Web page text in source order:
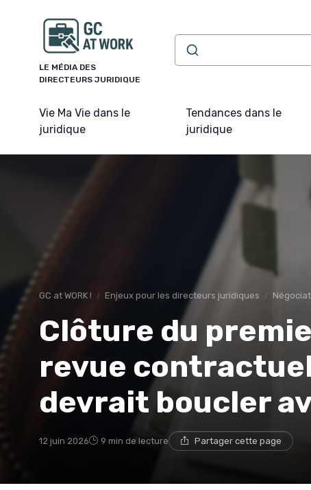
LE MÉDIA DES
DIRECTEURS JURIDIQUE
Vie Ma Vie dans le
juridique
Tendances dans le
juridique
GC at WORK ! Enjeux pour les directeurs juridiques
Clôture du
revue
devrait boucler
12 juin 2026 9 min de lecture Partager cette page